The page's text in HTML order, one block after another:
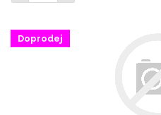
Doprodej